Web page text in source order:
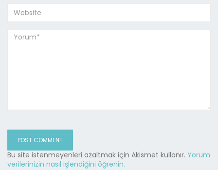
Bu site istenmeyenleri azaltmak için Akismet kullanır. Yorum
verilerinizin nasıl işlendiğini öğrenin.